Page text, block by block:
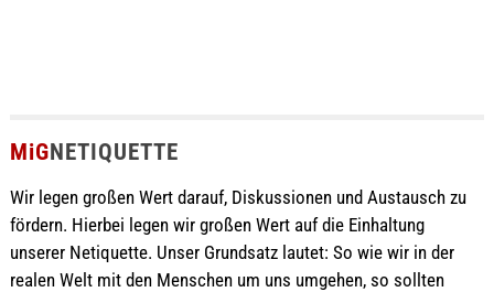
MiGNETIQUETTE
Wir legen großen Wert darauf, Diskussionen und Austausch zu
fördern. Hierbei legen wir großen Wert auf die Einhaltung
unserer Netiquette. Unser Grundsatz lautet: So wie wir in der
realen Welt mit den Menschen um uns umgehen, so sollten